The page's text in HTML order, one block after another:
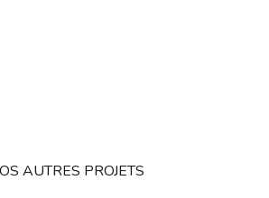
AUTRES PROJETS